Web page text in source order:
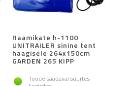
Raamikate h-1100
UNITRAILER sinine tent
haagisele 264x150cm
GARDEN 265 KIPP
Toode saadaval suurtes